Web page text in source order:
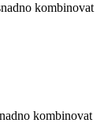
kombinovat
kombinovat